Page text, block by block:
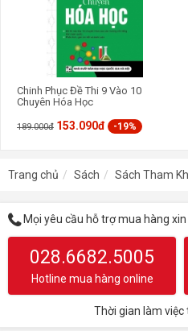
Chinh Phục Đề Thi 9 Vào 10
Chuyên Hóa Học
189.000đ 153.090đ -19%
Trang chủ Sách Sách Tham
Mọi yêu cầu hỗ trợ mua hàng xin
028.6682.5005
Hotline mua hàng online
Thời gian làm